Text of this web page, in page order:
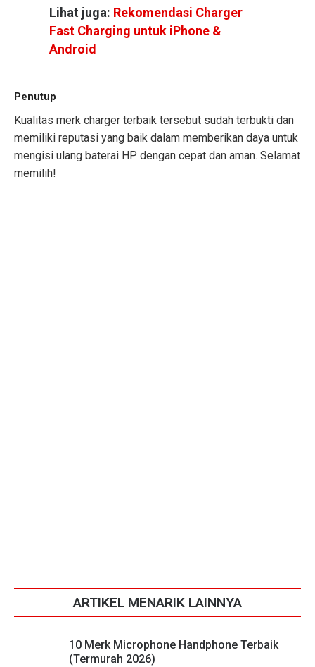
Lihat juga: Rekomendasi Charger
Fast Charging untuk iPhone &
Android
Penutup
Kualitas merk charger terbaik tersebut sudah terbukti dan
memiliki reputasi yang baik dalam memberikan daya untuk
mengisi ulang baterai HP dengan cepat dan aman. Selamat
memilih!
ARTIKEL MENARIK LAINNYA
10 Merk Microphone Handphone Terbaik
(Termurah 2026)